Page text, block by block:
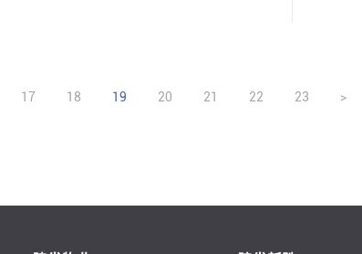
17 18 19 20 21 22 23 >